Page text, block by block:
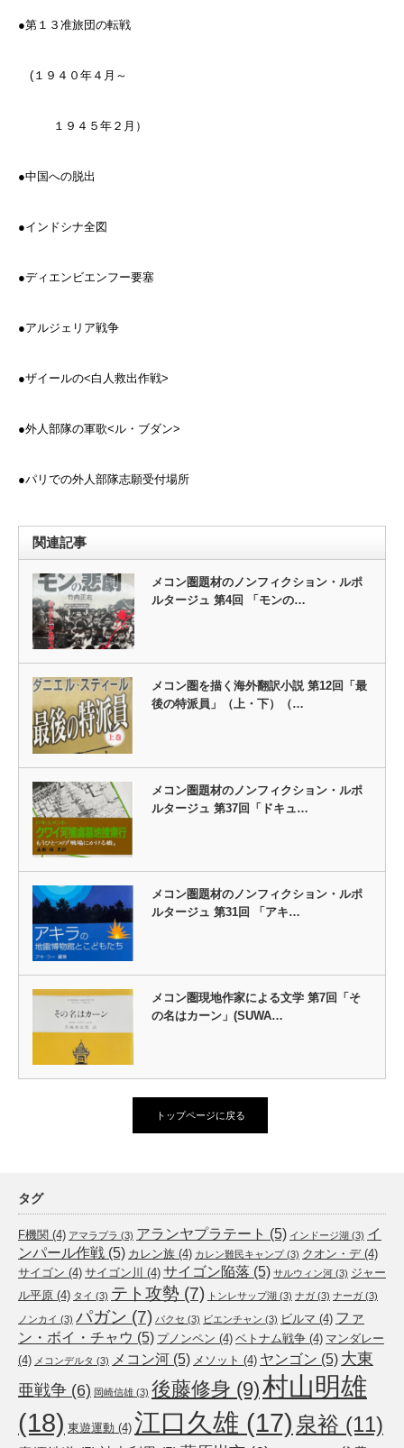
●第１３准旅団の転戦
(１９４０年４月～
１９４５年２月）
●中国への脱出
●インドシナ全図
●ディエンビエンフー要塞
●アルジェリア戦争
●ザイールの<白人救出作戦>
●外人部隊の軍歌<ル・ブダン>
●パリでの外人部隊志願受付場所
関連記事
メコン圏題材のノンフィクション・ルポ
ルタージュ 第4回 「モンの…
メコン圏を描く海外翻訳小説 第12回「最
後の特派員」（上・下）（…
メコン圏題材のノンフィクション・ルポ
ルタージュ 第37回「ドキュ…
メコン圏題材のノンフィクション・ルポ
ルタージュ 第31回 「アキ…
メコン圏現地作家による文学 第7回「そ
の名はカーン」(SUWA…
トップページに戻る
タグ
F機関 (4) アマラプラ (3) アランヤプラテート (5) インドージ湖 (3) イ
ンパール作戦 (5) カレン族 (4) カレン難民キャンプ(3) クオン・デ(4)
サイゴン (4) サイゴン川 (4) サイゴン陥落 (5) サルウィン河 (3) ジャー
ル平原 (4) タイ (3) テト攻勢 (7) トンレサップ湖 (3) ナガ (3) ナーガ (3)
ノンカイ (3) パガン (7) パクセ (3) ビエンチャン (3) ビルマ (4) ファ
ン・ボイ・チャウ (5) プノンペン (4) ベトナム戦争 (4) マンダレー
(4) メコンデルタ (3) メコン河 (5) メソット (4) ヤンゴン (5) 大東
亜戦争 (6) 岡崎信雄 (3) 後藤修身 (9)村山明雄
(18) 東遊運動 (4) 江口久雄 (17) 泉裕 (11)